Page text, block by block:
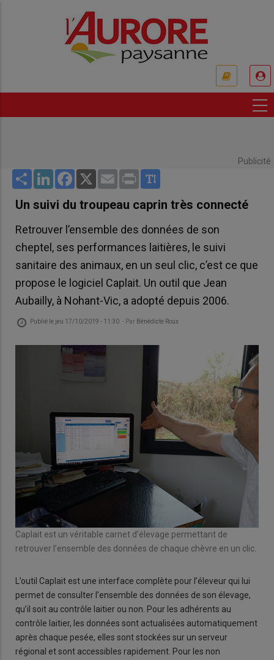
Publicité
Share LinkedInFacebook
X Email Print
Un suivi du troupeau caprin très connecté
Retrouver l’ensemble des données de son
cheptel, ses performances laitières, le suivi
sanitaire des animaux, en un seul clic, c’est ce que
propose le logiciel Caplait. Un outil que Jean
Aubailly, à Nohant-Vic, a adopté depuis 2006.
Publié le jeu 17/10/2019 - 11:30 - Par Bénédicte Roux
Caplait est un véritable carnet d’élevage permettant de
retrouver l’ensemble des données de chaque chèvre en un clic.
L’outil Caplait est une interface complète pour l’éleveur qui lui
permet de consulter l’ensemble des données de son élevage,
qu’il soit au contrôle laitier ou non. Pour les adhérents au
contrôle laitier, les données sont actualisées automatiquement
après chaque pesée, elles sont stockées sur un serveur
régional et sont accessibles rapidement. Pour les non